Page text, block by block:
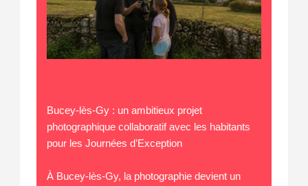
Bucey-lès-Gy : un ambitieux projet
photographique collaboratif avec les habitants
pour les Journées d’Exception
À Bucey-lès-Gy, la photographie devient un